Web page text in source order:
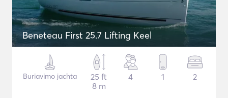
Beneteau First 25.7 Lifting Keel
Buriavimo jachta
25 ft
8 m
4 1 2